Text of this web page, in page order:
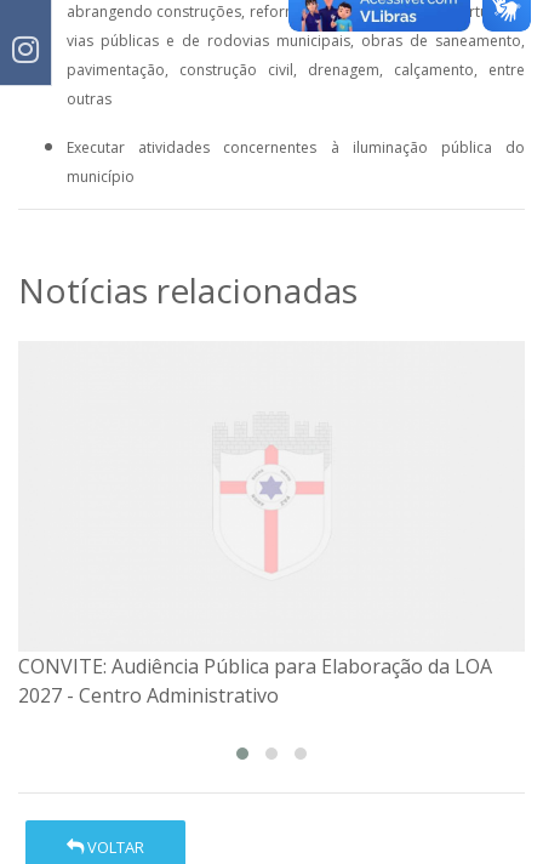
abrangendo construções, reformas e reparos, como: abertura de
vias públicas e de rodovias municipais, obras de saneamento,
pavimentação, construção civil, drenagem, calçamento, entre
outras
Executar atividades concernentes à iluminação pública do
município
Notícias relacionadas
CONVITE: Audiência Pública para Elaboração da LOA
2027 - Centro Administrativo
CONVITE: Audiência Pública para Elaboração da LOA
2027
VOLTAR